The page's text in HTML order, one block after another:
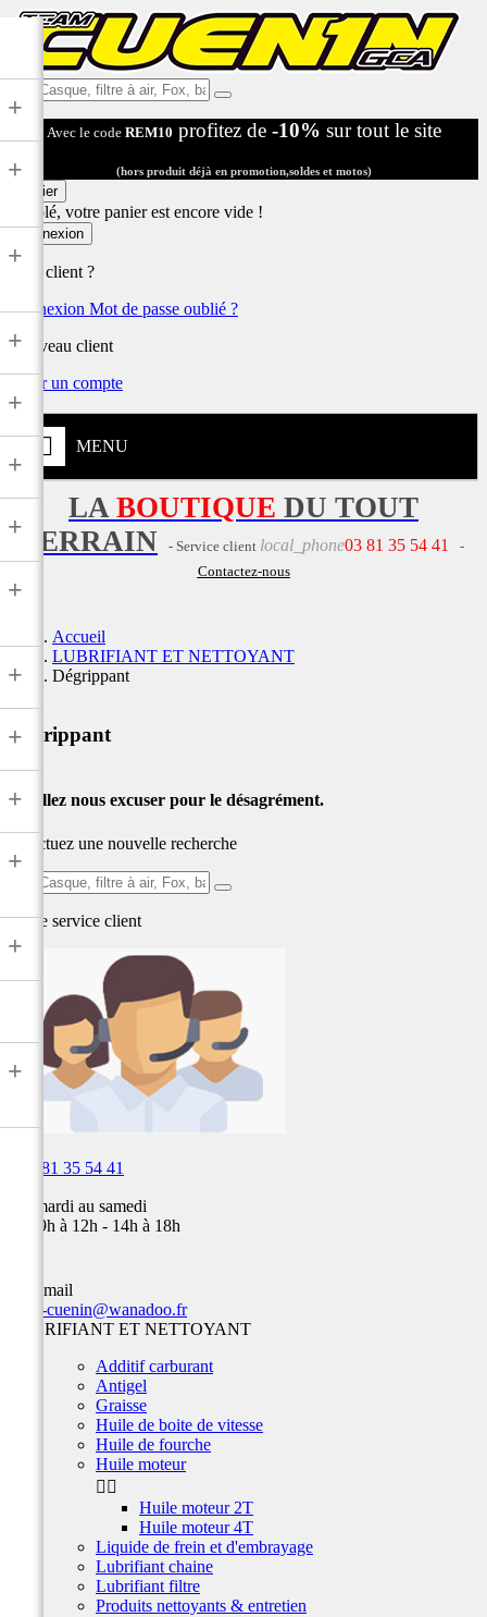
Ex:
Casque,
filtre
air,
Fox,
...
Avec le code REM10 profitez de -10% sur tout le site
(hors produit déjà en promotion,soldes et motos)
Panier
Désolé, votre panier est encore vide !
Connexion
Déjà client ?
Connexion Mot de passe oublié ?
Nouveau client
Créer un compte
MENU
+
+
+
+
+
+
+
+
+
+
+
+
+
+
LA BOUTIQUE DU TOUT
TERRAIN
- Service client local_phone03 81 35 54 41
-
Contactez-nous
Accueil
LUBRIFIANT ET NETTOYANT
Dégrippant
Dégrippant
Veuillez nous excuser pour le désagrément.
Effectuez une nouvelle recherche
Ex:
batterie
Notre service client
03 81 35 54 41
Du mardi au samedi
de 09h à 12h - 14h à 18h
Par email
team-cuenin@wanadoo.fr
LUBRIFIANT ET NETTOYANT
Additif carburant
Antigel
Graisse
Huile de boite de vitesse
Huile de fourche
Huile moteur
 
Huile moteur 2T
Huile moteur 4T
Liquide de frein et d'embrayage
Lubrifiant chaine
Lubrifiant filtre
Produits nettoyants & entretien